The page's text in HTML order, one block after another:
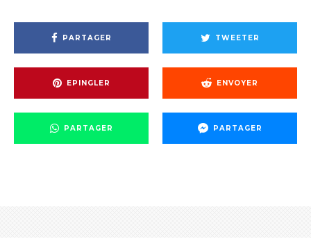
PARTAGER TWEETER
EPINGLER ENVOYER
PARTAGER PARTAGER